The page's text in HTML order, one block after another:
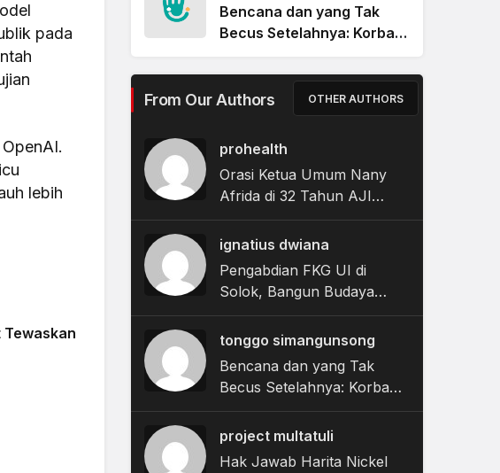
pada
lebih
Tewaskan
Bencana dan yang Tak
Becus Setelahnya: Korban
Berjibaku dalam Labirin
Bantuan Pemerintah
From Our Authors OTHER AUTHORS
prohealth
Orasi Ketua Umum Nany
Afrida di 32 Tahun AJI
Indonesia
ignatius dwiana
Pengabdian FKG UI di
Solok, Bangun Budaya
Sehat Gigi dan Mulut
tonggo simangunsong
Bencana dan yang Tak
Becus Setelahnya: Korban
Banjir Tapanuli Tengah
Berjibaku dalam Labirin
project multatuli
Hak Jawab Harita Nickel